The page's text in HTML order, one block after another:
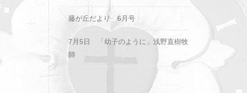
藤が丘だより 6月号
7月5日 「幼子のように」浅野直樹牧
師